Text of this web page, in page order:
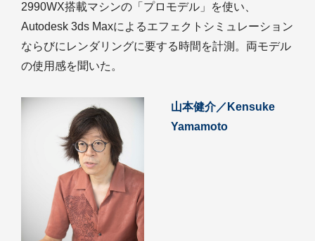
2990WX搭載マシンの「プロモデル」を使い、
Autodesk 3ds Maxによるエフェクトシミュレーション
ならびにレンダリングに要する時間を計測。両モデル
の使用感を聞いた。
山本健介／Kensuke
Yamamoto